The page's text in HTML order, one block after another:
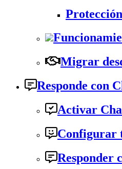
Migrar
Responde con
Activar
Configurar
Responder